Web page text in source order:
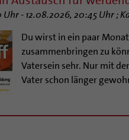
Uhr - 12.08.2026, 20:45 Uhr ;
Du wirst in ein paar
zusammenbringen zu
Vatersein sehr. Nur mit
Vater schon länger